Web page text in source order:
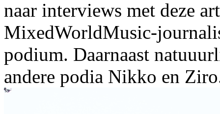
naar interviews met deze
MixedWorldMusic-
podium. Daarnaast
andere podia Nikko en